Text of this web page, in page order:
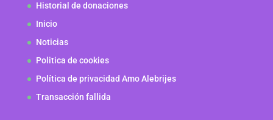
Historial de donaciones
Inicio
Noticias
Politica de cookies
Política de privacidad Amo Alebrijes
Transacción fallida